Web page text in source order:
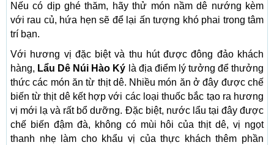
Nếu có dịp ghé thăm, hãy thử món nầm dê nướng kèm
với rau củ, hứa hẹn sẽ để lại ấn tượng khó phai trong tâm
trí bạn.
Với hương vị đặc biệt và thu hút được đông đảo khách
hàng, Lẩu Dê Núi Hào Ký là địa điểm lý tưởng để thưởng
thức các món ăn từ thịt dê. Nhiều món ăn ở đây được chế
biến từ thịt dê kết hợp với các loại thuốc bắc tạo ra hương
vị mới lạ và rất bổ dưỡng. Đặc biệt, nước lẩu tại đây được
chế biến đậm đà, không có mùi hôi của thịt dê, vị ngọt
thanh nhẹ làm cho khẩu vị của thực khách thêm phần